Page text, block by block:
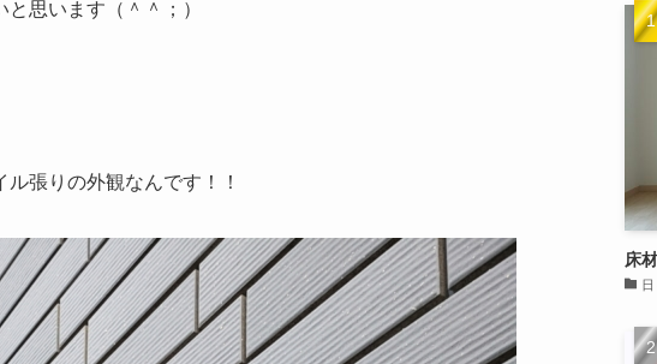
います（＾＾；）
張りの外観なんです！！
床